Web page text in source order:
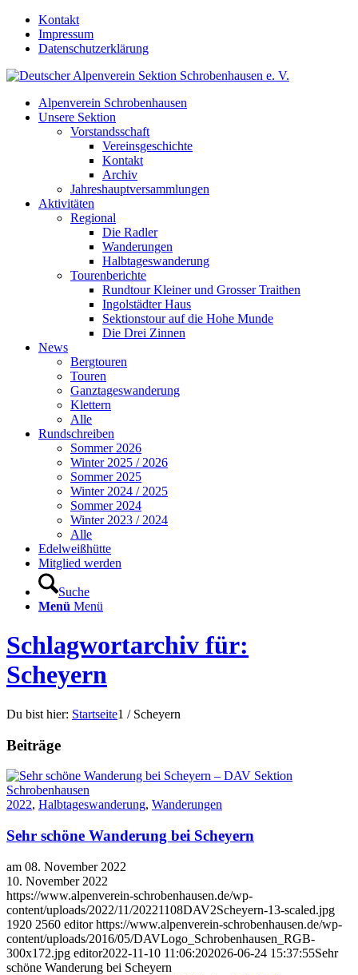
Kontakt
Impressum
Datenschutzerklärung
Alpenverein Schrobenhausen
Unsere Sektion
Vorstandsschaft
Vereinsgeschichte
Kontakt
Archiv
Jahreshauptversammlungen
Aktivitäten
Regional
Die Radler
Wanderungen
Halbtageswanderung
Tourenberichte
Rundtour Kleiner und Grosser Traithen
Ingolstädter Haus
Sektionstour auf die Hohe Munde
Die Drei Zinnen
News
Bergtouren
Touren
Ganztageswanderung
Klettern
Alle
Rundschreiben
Sommer 2026
Winter 2025 / 2026
Sommer 2025
Winter 2024 / 2025
Sommer 2024
Winter 2023 / 2024
Alle
Edelweißhütte
Mitglied werden
Suche
Menü Menü
Schlagwortarchiv für:
Scheyern
Du bist hier: Startseite1 / Scheyern
Beiträge
2022, Halbtageswanderung, Wanderungen
Sehr schöne Wanderung bei Scheyern
am 08. November 2022
10. November 2022
https://www.alpenverein-schrobenhausen.de/wp-
content/uploads/2022/11/20221108DAV2Scheyern-13-scaled.jpg
1920 2560 editor https://www.alpenverein-schrobenhausen.de/wp-
content/uploads/2016/05/DAVLogo_Schrobenhausen_RGB-
300x172.jpg editor2022-11-10 11:06:202026-06-24 15:37:55Sehr
schöne Wanderung bei Scheyern